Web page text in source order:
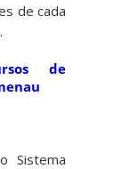
de cada
de
Sistema